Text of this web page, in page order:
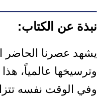
نبذة عن الكتاب:
يشهد عصرنا الحاضر
وترسيخها عالمياً،
وفي الوقت نفسه